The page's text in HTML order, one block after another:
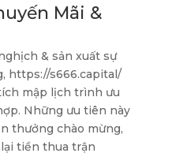
Mãi &
& sản xuất sự
https://s666.capital/
mập lịch trình ưu
Những ưu tiên này
thưởng chào mừng,
tiền thua trận